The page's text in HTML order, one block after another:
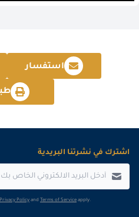
استفسار
اشترك في نشرتنا البريدية
Privacy Policy and Terms of Service apply.